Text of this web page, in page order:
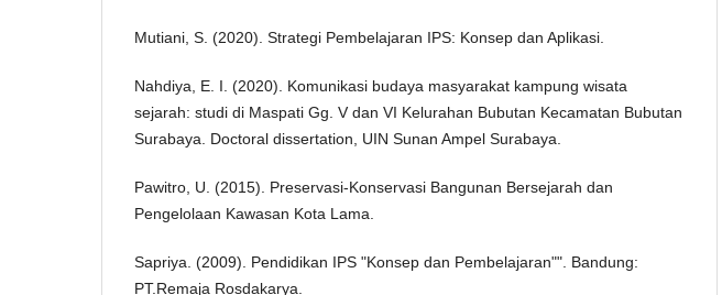
Mutiani, S. (2020). Strategi Pembelajaran IPS: Konsep dan Aplikasi.
Nahdiya, E. I. (2020). Komunikasi budaya masyarakat kampung wisata
sejarah: studi di Maspati Gg. V dan VI Kelurahan Bubutan Kecamatan Bubutan
Surabaya. Doctoral dissertation, UIN Sunan Ampel Surabaya.
Pawitro, U. (2015). Preservasi-Konservasi Bangunan Bersejarah dan
Pengelolaan Kawasan Kota Lama.
Sapriya. (2009). Pendidikan IPS "Konsep dan Pembelajaran"". Bandung:
PT.Remaja Rosdakarya.